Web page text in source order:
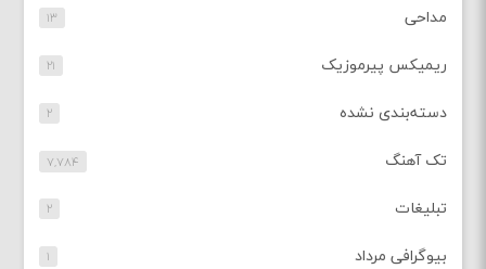
مداحی ۱۳
ریمیکس پیرموزیک ۲۱
دسته‌بندی نشده ۲
تک آهنگ ۷,۷۸۴
تبلیغات ۲
بیوگرافی مرداد ۱